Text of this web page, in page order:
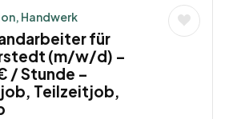
Handwerk
für
(m/w/d) –
/ Stunde –
Teilzeitjob,